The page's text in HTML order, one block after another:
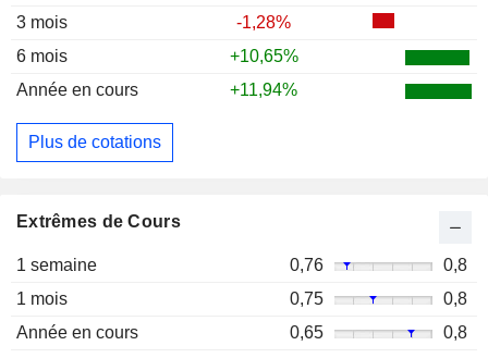
3 mois
-1,28%
6 mois
+10,65%
Année en cours
+11,94%
Plus de cotations
Extrêmes de Cours
1 semaine 0,76
0,8
1 mois
0,75
0,8
Année en cours
0,65
0,8